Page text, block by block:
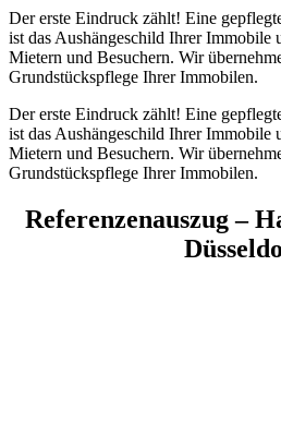
Der erste Eindruck zählt! Eine
ist das Aushängeschild Ihrer Immobile
Mietern und Besuchern. Wir
Grundstückspflege Ihrer Immobilen.
Der erste Eindruck zählt! Eine
ist das Aushängeschild Ihrer Immobile
Mietern und Besuchern. Wir
Grundstückspflege Ihrer Immobilen.
Referenzenauszug –